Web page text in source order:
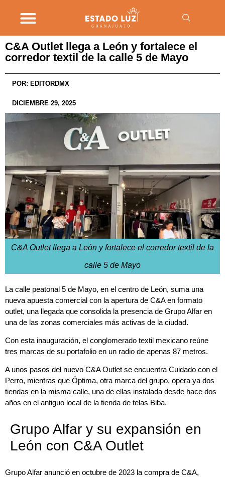
C&A Outlet llega a León y fortalece el
corredor textil de la calle 5 de Mayo
POR: EDITORDMX
DICIEMBRE 29, 2025
C&A Outlet llega a León y fortalece el corredor textil de la
calle 5 de Mayo
La calle peatonal 5 de Mayo, en el centro de León, suma una
nueva apuesta comercial con la apertura de C&A en formato
outlet, una llegada que consolida la presencia de Grupo Alfar en
una de las zonas comerciales más activas de la ciudad.
Con esta inauguración, el conglomerado textil mexicano reúne
tres marcas de su portafolio en un radio de apenas 87 metros.
A unos pasos del nuevo C&A Outlet se encuentra Cuidado con el
Perro, mientras que Óptima, otra marca del grupo, opera ya dos
tiendas en la misma calle, una de ellas instalada desde hace dos
años en el antiguo local de la tienda de telas Biba.
Grupo Alfar y su expansión en
León con C&A Outlet
Grupo Alfar anunció en octubre de 2023 la compra de C&A,